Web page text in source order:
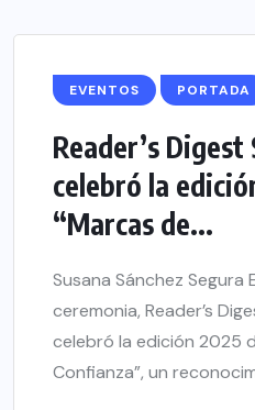
EVENTOS PORTADA
Reader’s Digest
celebró la
“Marcas de...
Susana Sánchez Segura
ceremonia, Reader’s
celebró la edición 2025
Confianza”, un